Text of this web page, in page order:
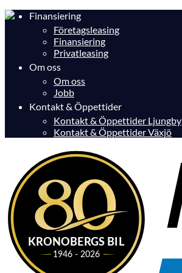
Finansiering
Företagsleasing
Finansiering
Privatleasing
Om oss
Om oss
Jobb
Kontakt & Öppettider
Kontakt & Öppettider Ljungby
Kontakt & Öppettider Växjö